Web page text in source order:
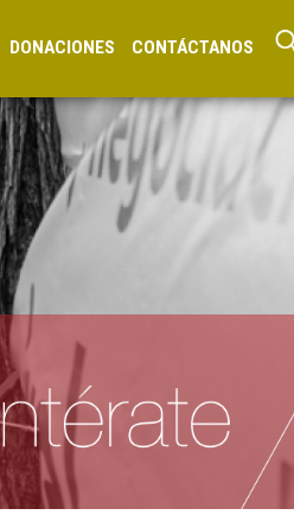
DONACIONES CONTÁCTANOS